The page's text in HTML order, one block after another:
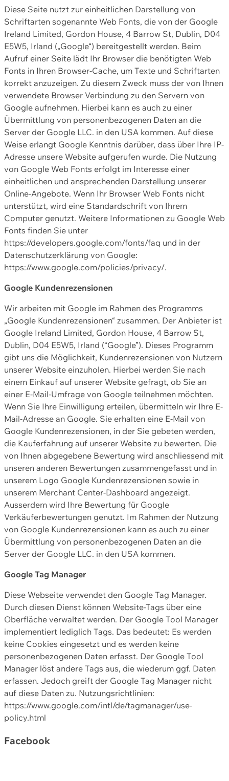
Diese Seite nutzt zur einheitlichen Darstellung von
Schriftarten sogenannte Web Fonts, die von der Google
Ireland Limited, Gordon House, 4 Barrow St, Dublin, D04
E5W5, Irland („Google“) bereitgestellt werden. Beim
Aufruf einer Seite lädt Ihr Browser die benötigten Web
Fonts in Ihren Browser-Cache, um Texte und Schriftarten
korrekt anzuzeigen. Zu diesem Zweck muss der von Ihnen
verwendete Browser Verbindung zu den Servern von
Google aufnehmen. Hierbei kann es auch zu einer
Übermittlung von personenbezogenen Daten an die
Server der Google LLC. in den USA kommen. Auf diese
Weise erlangt Google Kenntnis darüber, dass über Ihre IP-
Adresse unsere Website aufgerufen wurde. Die Nutzung
von Google Web Fonts erfolgt im Interesse einer
einheitlichen und ansprechenden Darstellung unserer
Online-Angebote. Wenn Ihr Browser Web Fonts nicht
unterstützt, wird eine Standardschrift von Ihrem
Computer genutzt. Weitere Informationen zu Google Web
Fonts finden Sie unter
https://developers.google.com/fonts/faq und in der
Datenschutzerklärung von Google:
https://www.google.com/policies/privacy/.
Google Kundenrezensionen
Wir arbeiten mit Google im Rahmen des Programms
„Google Kundenrezensionen“ zusammen. Der Anbieter ist
Google Ireland Limited, Gordon House, 4 Barrow St,
Dublin, D04 E5W5, Irland (“Google”). Dieses Programm
gibt uns die Möglichkeit, Kundenrezensionen von Nutzern
unserer Website einzuholen. Hierbei werden Sie nach
einem Einkauf auf unserer Website gefragt, ob Sie an
einer E-Mail-Umfrage von Google teilnehmen möchten.
Wenn Sie Ihre Einwilligung erteilen, übermitteln wir Ihre E-
Mail-Adresse an Google. Sie erhalten eine E-Mail von
Google Kundenrezensionen, in der Sie gebeten werden,
die Kauferfahrung auf unserer Website zu bewerten. Die
von Ihnen abgegebene Bewertung wird anschliessend mit
unseren anderen Bewertungen zusammengefasst und in
unserem Logo Google Kundenrezensionen sowie in
unserem Merchant Center-Dashboard angezeigt.
Ausserdem wird Ihre Bewertung für Google
Verkäuferbewertungen genutzt. Im Rahmen der Nutzung
von Google Kundenrezensionen kann es auch zu einer
Übermittlung von personenbezogenen Daten an die
Server der Google LLC. in den USA kommen.
Google Tag Manager
Diese Webseite verwendet den Google Tag Manager.
Durch diesen Dienst können Website-Tags über eine
Oberfläche verwaltet werden. Der Google Tool Manager
implementiert lediglich Tags. Das bedeutet: Es werden
keine Cookies eingesetzt und es werden keine
personenbezogenen Daten erfasst. Der Google Tool
Manager löst andere Tags aus, die wiederum ggf. Daten
erfassen. Jedoch greift der Google Tag Manager nicht
auf diese Daten zu. Nutzungsrichtlinien:
https://www.google.com/intl/de/tagmanager/use-
policy.html
Facebook